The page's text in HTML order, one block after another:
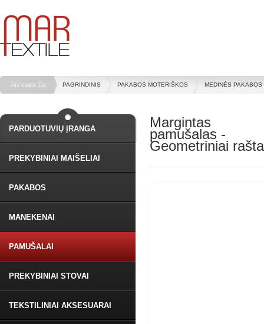
Jūs esate čia: PAGRINDINIS PAKABOS MOTERIŠKOS MEDINĖS PAKABOS
PARDUOTUVIŲ ĮRANGA
PREKYBINIAI MAIŠELIAI
PAKABOS
MANEKENAI
PAMUŠALAI
PREKYBINIAI STOVAI
TEKSTILINIAI AKSESUARAI
Margintas
pamušalas -
Geometriniai